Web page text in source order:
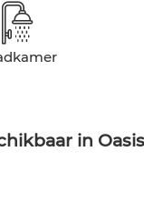
in